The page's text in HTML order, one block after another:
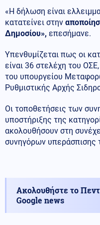
«Η δήλωση είναι
κατατείνει στην
Δημοσίου», επεσήμανε.
Υπενθυμίζεται πως οι
είναι 36 στελέχη του
του υπουργείου
Ρυθμιστικής Αρχής
Οι τοποθετήσεις των
υποστήριξης της
ακολουθήσουν στη
συνηγόρων υπεράσπισης
Ακολουθήστε το
Google news